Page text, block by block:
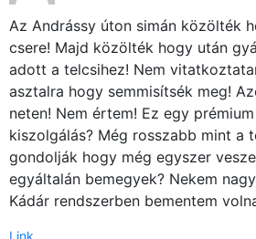
Az Andrássy úton simán közölték
csere! Majd közölték hogy után
adott a telcsihez! Nem
asztalra hogy semmisítsék meg!
neten! Nem értem! Ez egy
kiszolgálás? Még rosszabb mint a
gondolják hogy még egyszer
egyáltalán bemegyek? Nekem
Kádár rendszerben bementem